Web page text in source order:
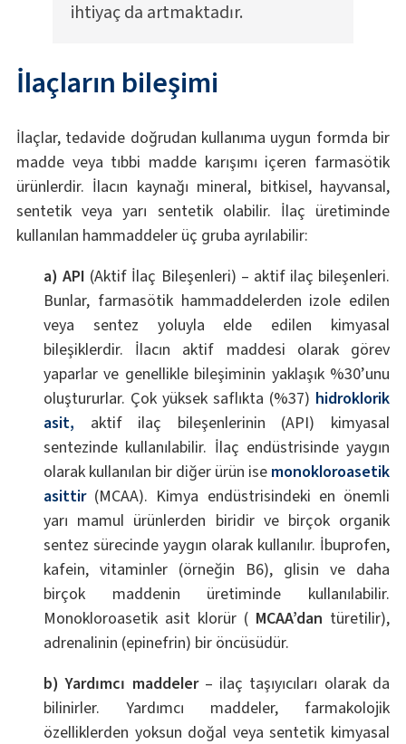
ihtiyaç da artmaktadır.
İlaçların bileşimi
İlaçlar, tedavide doğrudan kullanıma uygun formda bir
madde veya tıbbi madde karışımı içeren farmasötik
ürünlerdir. İlacın kaynağı mineral, bitkisel, hayvansal,
sentetik veya yarı sentetik olabilir. İlaç üretiminde
kullanılan hammaddeler üç gruba ayrılabilir:
a) API (Aktif İlaç Bileşenleri) – aktif ilaç bileşenleri.
Bunlar, farmasötik hammaddelerden izole edilen
veya sentez yoluyla elde edilen kimyasal
bileşiklerdir. İlacın aktif maddesi olarak görev
yaparlar ve genellikle bileşiminin yaklaşık %30’unu
oluştururlar. Çok yüksek saflıkta (%37) hidroklorik
asit, aktif ilaç bileşenlerinin (API) kimyasal
sentezinde kullanılabilir. İlaç endüstrisinde yaygın
olarak kullanılan bir diğer ürün ise monokloroasetik
asittir(MCAA). Kimya endüstrisindeki en önemli
yarı mamul ürünlerden biridir ve birçok organik
sentez sürecinde yaygın olarak kullanılır. İbuprofen,
kafein, vitaminler (örneğin B6), glisin ve daha
birçok maddenin üretiminde kullanılabilir.
Monokloroasetik asit klorür ( MCAA’dan türetilir),
adrenalinin (epinefrin) bir öncüsüdür.
b) Yardımcı maddeler– ilaç taşıyıcıları olarak da
bilinirler. Yardımcı maddeler, farmakolojik
özelliklerden yoksun doğal veya sentetik kimyasal